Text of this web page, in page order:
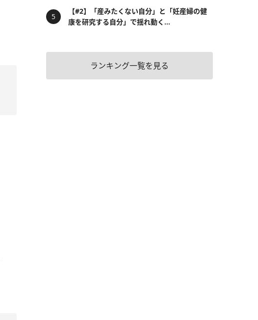
【#2】「産みたくない自分」と「妊産婦の健
康を研究する自分」で揺れ動く...
ランキング一覧を見る